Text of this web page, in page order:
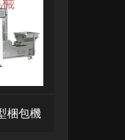
梱包機